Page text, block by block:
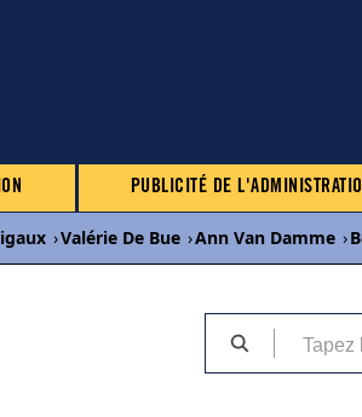
PUBLICITÉ DE
›Valérie De Bue ›Ann Van Damme ›